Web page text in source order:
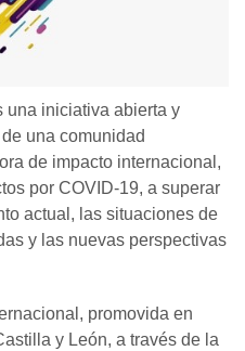
una iniciativa abierta y
una comunidad
de impacto internacional,
por COVID-19, a superar
actual, las situaciones de
y las nuevas perspectivas
promovida en
y León, a través de la